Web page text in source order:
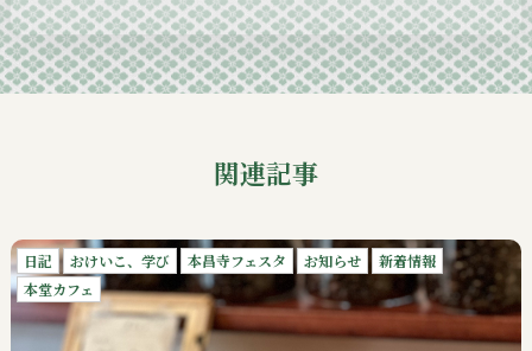
2024-09
関連記事
日記 おけいこ、学び 本昌寺フェスタ お知らせ
新着情報
本堂カフェ